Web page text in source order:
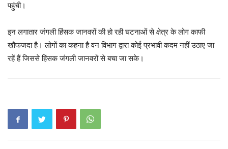
पहुंची।
इन लगातार जंगली हिंसक जानवरों की हो रही घटनाओं से क्षेत्र के लोग काफी
खौफजदा है। लोगों का कहना है वन विभाग द्वारा कोई प्रभावी कदम नहीं उठाए जा
रहें हैं जिससे हिंसक जंगली जानवरों से बचा जा सके।